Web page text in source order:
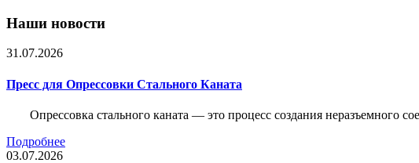
Наши новости
31.07.2026
Пресс для Опрессовки Стального Каната
Опрессовка стального каната — это процесс создания неразъемного
Подробнее
03.07.2026